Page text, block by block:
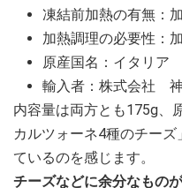
凍結前加熱の有無：
加熱調理の必要性：
原産国名：イタリア
輸入者：株式会社
内容量は両方とも175g、
カルツォーネ4種のチー
ているのを感じます。
チーズなどに余分なもの